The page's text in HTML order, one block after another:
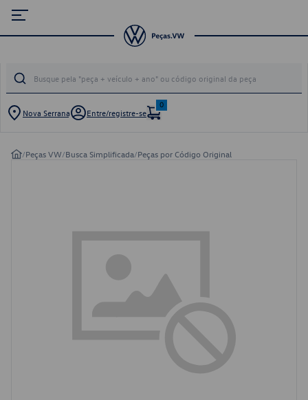
Nova Serrana Entre/registre-se
0
/Peças VW/Busca Simplificada/Peças por Código Original